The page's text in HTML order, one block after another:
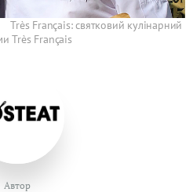
Très Français: святковий кулінарний
Très Français
Автор